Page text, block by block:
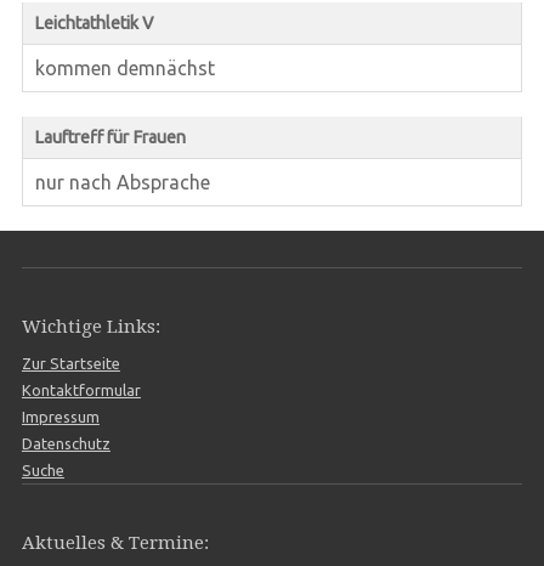
Leichtathletik V
kommen demnächst
Lauftreff für Frauen
nur nach Absprache
Wichtige Links:
Zur Startseite
Kontaktformular
Impressum
Datenschutz
Suche
Aktuelles & Termine: